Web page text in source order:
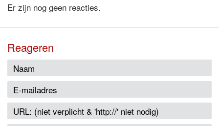
Er zijn nog geen reacties.
Reageren